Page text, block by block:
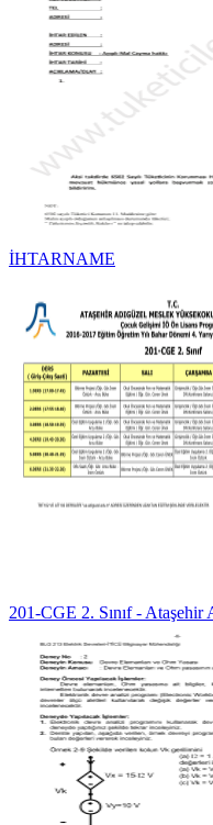
İHTARNAME
201-CGE 2. Sınıf -